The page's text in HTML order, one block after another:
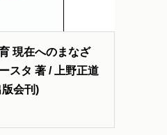
現在へのまなざ
スタ 著 / 上野正道
会刊)